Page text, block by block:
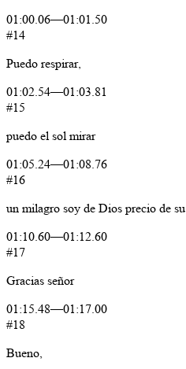
01:00.06—01:01.50
#14
Puedo respirar,
01:02.54—01:03.81
#15
puedo el sol mirar
01:05.24—01:08.76
#16
un milagro soy de Dios precio de su
01:10.60—01:12.60
#17
Gracias señor
01:15.48—01:17.00
#18
Bueno,